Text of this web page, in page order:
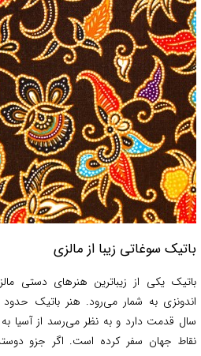
باتیک سوغاتی زیبا از مالزی
باتیک یکی از زیباترین هنرهای دستی
سال قدمت دارد و به نظر می‌رسد از آسیا به
نقاط جهان سفر کرده است. اگر جزو